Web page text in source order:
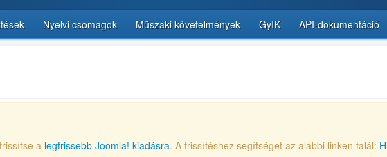
Nyelvi csomagok Műszaki követelmények GyIK API-dokumentáció
a legfrissebb Joomla! kiadásra. A frissítéshez segítséget az alábbi linken talál: